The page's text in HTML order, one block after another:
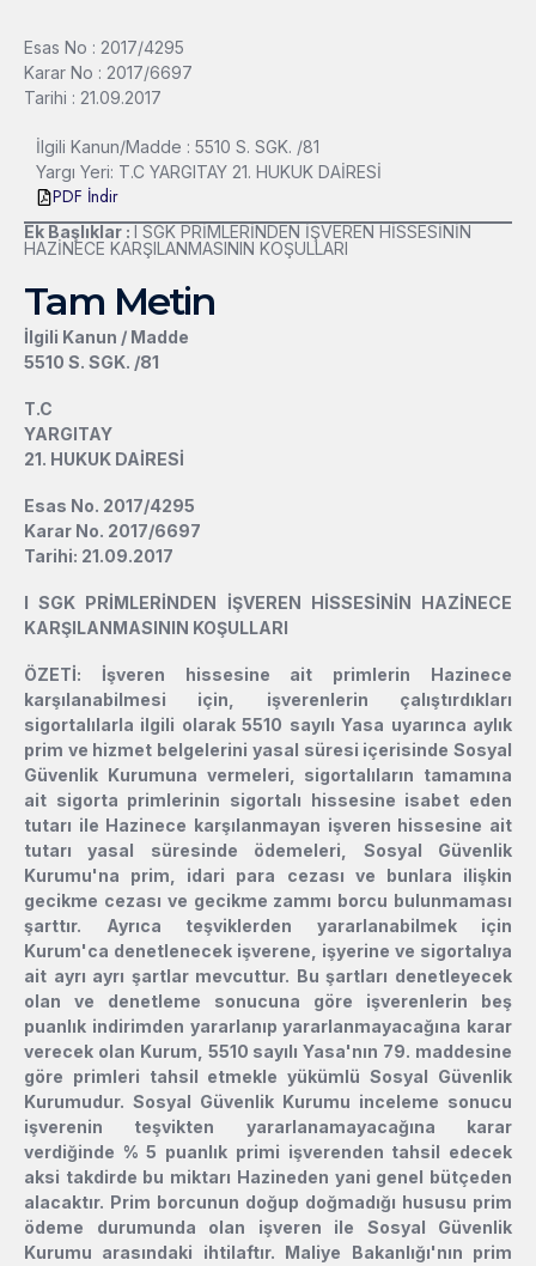
Esas No : 2017/4295
Karar No : 2017/6697
Tarihi : 21.09.2017
İlgili Kanun/Madde : 5510 S. SGK. /81
Yargı Yeri: T.C YARGITAY 21. HUKUK DAİRESİ
PDF İndir
Ek Başlıklar : l SGK PRİMLERİNDEN İŞVEREN HİSSESİNİN
HAZİNECE KARŞILANMASININ KOŞULLARI
Tam Metin
İlgili Kanun / Madde
5510 S. SGK. /81
T.C
YARGITAY
21. HUKUK DAİRESİ
Esas No. 2017/4295
Karar No. 2017/6697
Tarihi: 21.09.2017
l SGK PRİMLERİNDEN İŞVEREN HİSSESİNİN HAZİNECE
KARŞILANMASININ KOŞULLARI
ÖZETİ: İşveren hissesine ait primlerin Hazinece
karşılanabilmesi için, işverenlerin çalıştırdıkları
sigortalılarla ilgili olarak 5510 sayılı Yasa uyarınca aylık
prim ve hizmet belgelerini yasal süresi içerisinde Sosyal
Güvenlik Kurumuna vermeleri, sigortalıların tamamına
ait sigorta primlerinin sigortalı hissesine isabet eden
tutarı ile Hazinece karşılanmayan işveren hissesine ait
tutarı yasal süresinde ödemeleri, Sosyal Güvenlik
Kurumu'na prim, idari para cezası ve bunlara ilişkin
gecikme cezası ve gecikme zammı borcu bulunmaması
şarttır. Ayrıca teşviklerden yararlanabilmek için
Kurum'ca denetlenecek işverene, işyerine ve sigortalıya
ait ayrı ayrı şartlar mevcuttur. Bu şartları denetleyecek
olan ve denetleme sonucuna göre işverenlerin beş
puanlık indirimden yararlanıp yararlanmayacağına karar
verecek olan Kurum, 5510 sayılı Yasa'nın 79. maddesine
göre primleri tahsil etmekle yükümlü Sosyal Güvenlik
Kurumudur. Sosyal Güvenlik Kurumu inceleme sonucu
işverenin teşvikten yararlanamayacağına karar
verdiğinde % 5 puanlık primi işverenden tahsil edecek
aksi takdirde bu miktarı Hazineden yani genel bütçeden
alacaktır. Prim borcunun doğup doğmadığı hususu prim
ödeme durumunda olan işveren ile Sosyal Güvenlik
Kurumu arasındaki ihtilaftır. Maliye Bakanlığı'nın prim